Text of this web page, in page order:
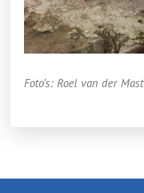
Foto’s: Roel van der Mast